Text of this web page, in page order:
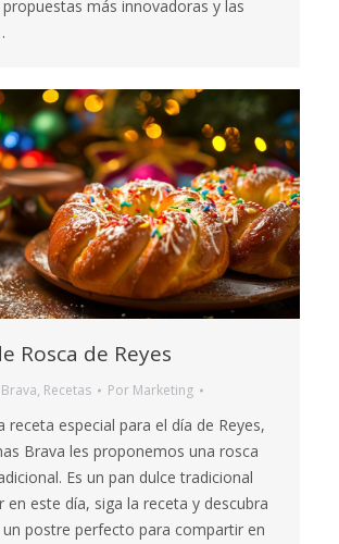
más innovadoras y las
Rosca de Reyes
, Recetas Por Marketing
receta especial para el día de Reyes,
Brava les proponemos una rosca
Es un pan dulce tradicional
en este día, siga la receta y descubra
postre perfecto para compartir en